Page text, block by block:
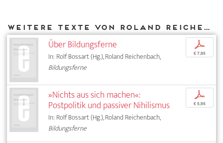
Weitere Texte von Roland Reichenbach bei DIAPHANES
Über Bildungsferne
In: Rolf Bossart (Hg.), Roland Reichenbach,
Bildungsferne
p
€ 7,95
»Nichts aus sich machen«:
Postpolitik und passiver Nihilismus
In: Rolf Bossart (Hg.), Roland Reichenbach,
Bildungsferne
p
€ 5,95